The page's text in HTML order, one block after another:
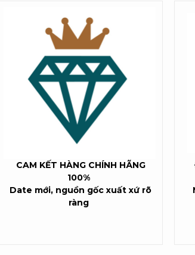
CAM KẾT HÀNG CHÍNH HÃNG
100%
Date mới, nguồn gốc xuất xứ rõ
ràng